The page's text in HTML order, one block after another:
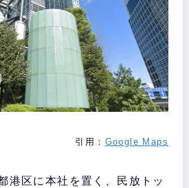
引用： Google Maps
港区に本社を置く、民放トッ